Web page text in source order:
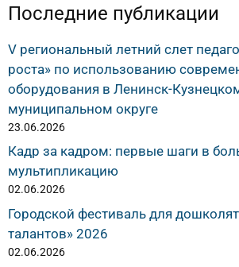
Последние публикации
V региональный летний слет
роста» по использованию
оборудования в Ленинск-
муниципальном округе
23.06.2026
Кадр за кадром: первые шаги в
мультипликацию
02.06.2026
Городской фестиваль для дошколят
талантов» 2026
02.06.2026